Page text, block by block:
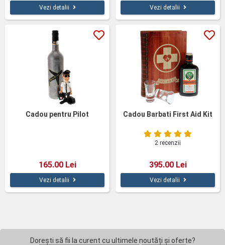
Vezi detalii Vezi detalii
Cadou pentru Pilot
165.00 Lei
Vezi detalii
Cadou Barbati First Aid Kit
2 recenzii
395.00 Lei
Vezi detalii
Dorești să fii la curent cu ultimele noutăți și oferte?